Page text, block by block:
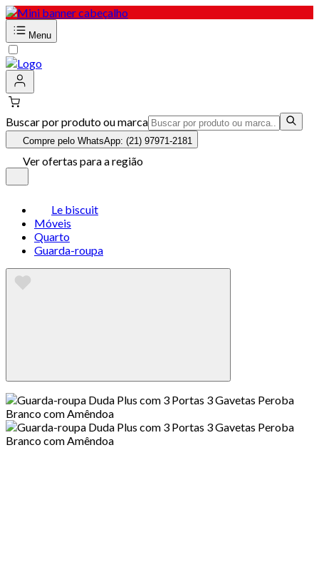
Menu
Buscar por produto ou marca
Compre pelo WhatsApp: (21) 97971-2181
Ver ofertas para a região
Le biscuit
Móveis
Quarto
Guarda-roupa